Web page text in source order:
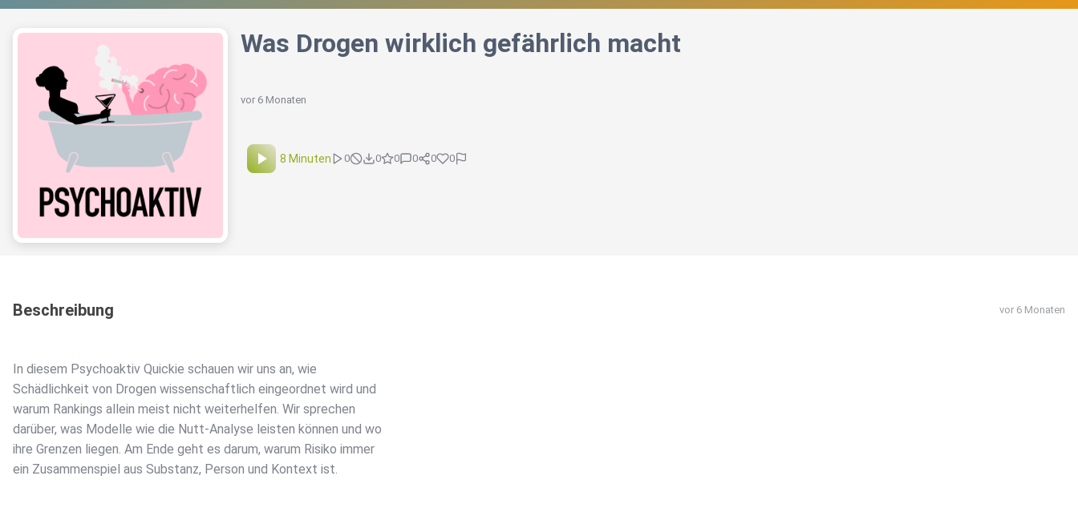
️Was Drogen wirklich gefährlich macht
vor 6 Monaten
8 Minuten 0 0 0 0 0 0
Beschreibung vor 6 Monaten
️In diesem Psychoaktiv Quickie schauen wir uns an, wie
Schädlichkeit von Drogen wissenschaftlich eingeordnet wird und
warum Rankings allein meist nicht weiterhelfen. Wir sprechen
darüber, was Modelle wie die Nutt-Analyse leisten können und wo
ihre Grenzen liegen. Am Ende geht es darum, warum Risiko immer
ein Zusammenspiel aus Substanz, Person und Kontext ist.